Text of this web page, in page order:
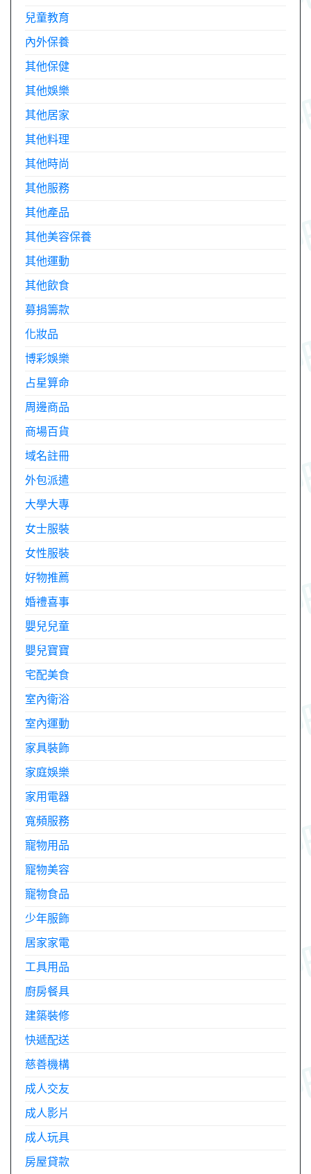
兒童教育
內外保養
其他保健
其他娛樂
其他居家
其他料理
其他時尚
其他服務
其他產品
其他美容保養
其他運動
其他飲食
募捐籌款
化妝品
博彩娛樂
占星算命
周邊商品
商場百貨
域名註冊
外包派遣
大學大專
女士服裝
女性服裝
好物推薦
婚禮喜事
嬰兒兒童
嬰兒寶寶
宅配美食
室內衛浴
室內運動
家具裝飾
家庭娛樂
家用電器
寬頻服務
寵物用品
寵物美容
寵物食品
少年服飾
居家家電
工具用品
廚房餐具
建築裝修
快遞配送
慈善機構
成人交友
成人影片
成人玩具
房屋貸款